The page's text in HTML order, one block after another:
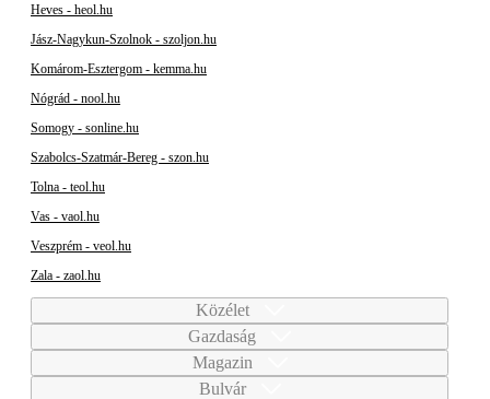
Heves - heol.hu
Jász-Nagykun-Szolnok - szoljon.hu
Komárom-Esztergom - kemma.hu
Nógrád - nool.hu
Somogy - sonline.hu
Szabolcs-Szatmár-Bereg - szon.hu
Tolna - teol.hu
Vas - vaol.hu
Veszprém - veol.hu
Zala - zaol.hu
Közélet
Gazdaság
Magazin
Bulvár